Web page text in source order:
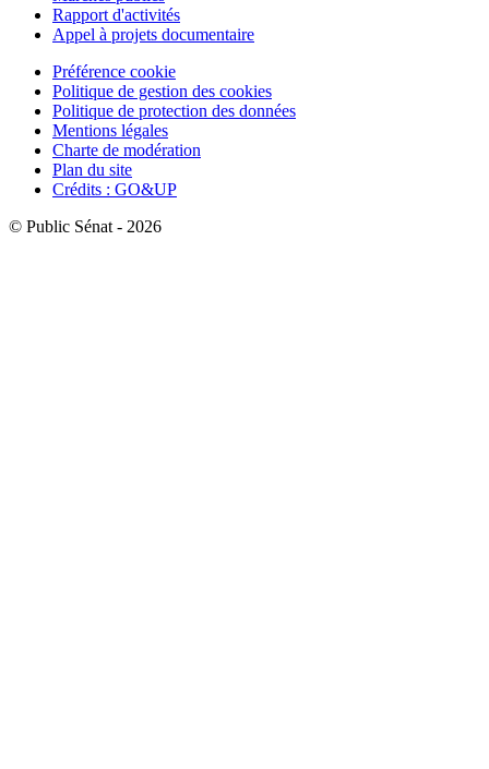
Rapport d'activités
Appel à projets documentaire
Préférence cookie
Politique de gestion des cookies
Politique de protection des données
Mentions légales
Charte de modération
Plan du site
Crédits : GO&UP
© Public Sénat - 2026